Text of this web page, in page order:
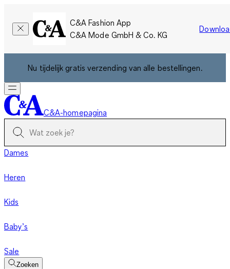
C&A Fashion App
C&A Mode GmbH & Co. KG
Nu tijdelijk gratis verzending van alle bestellingen.
C&A-homepagina
Dames
Heren
Kids
Baby’s
Sale
Zoeken